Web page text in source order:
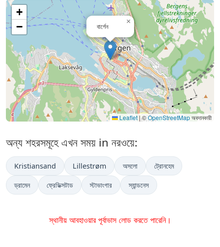
বার্গেন
×
+
−
Leaflet |©OpenStreetMapঅবদানকারী
অন্য শহরসমূহে এখন সময় in নরওয়ে:
Kristiansand Lillestrøm অসলো ট্রোনহেম
ড্রামেন ফ্রেডিক্সটাড স্টাভাংগার স্যান্ডনেস
স্থানীয় আবহাওয়ার পূর্বাভাস লোড করতে পারেনি।